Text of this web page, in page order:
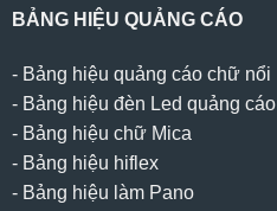
BẢNG HIỆU QUẢNG CÁO
- Bảng hiệu quảng cáo chữ nổi
- Bảng hiệu đèn Led quảng cáo
- Bảng hiệu chữ Mica
- Bảng hiệu hiflex
- Bảng hiệu làm Pano